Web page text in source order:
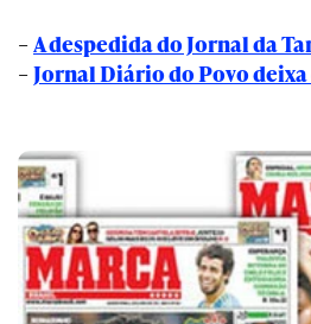
–A despedida do Jornal da
–Jornal Diário do Povo